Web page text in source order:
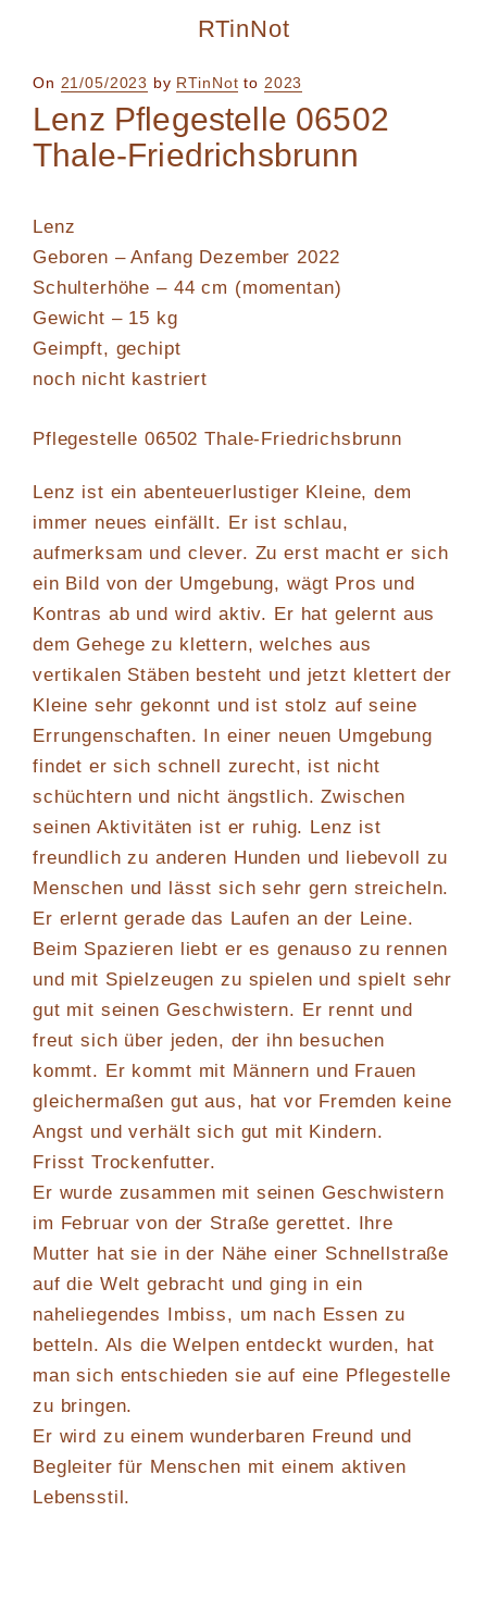
RTinNot
On Posted
21/05/2023 by RTinNot to 2023
Lenz Pflegestelle 06502
Thale-Friedrichsbrunn
Lenz
Geboren – Anfang Dezember 2022
Schulterhöhe – 44 cm (momentan)
Gewicht – 15 kg
Geimpft, gechipt
noch nicht kastriert
Pflegestelle06502 Thale-Friedrichsbrunn
Lenz ist ein abenteuerlustiger Kleine, dem
immer neues einfällt. Er ist schlau,
aufmerksam und clever. Zu erst macht er sich
ein Bild von der Umgebung, wägt Pros und
Kontras ab und wird aktiv. Er hat gelernt aus
dem Gehege zu klettern, welches aus
vertikalen Stäben besteht und jetzt klettert der
Kleine sehr gekonnt und ist stolz auf seine
Errungenschaften. In einer neuen Umgebung
findet er sich schnell zurecht, ist nicht
schüchtern und nicht ängstlich. Zwischen
seinen Aktivitäten ist er ruhig. Lenz ist
freundlich zu anderen Hunden und liebevoll zu
Menschen und lässt sich sehr gern streicheln.
Er erlernt gerade das Laufen an der Leine.
Beim Spazieren liebt er es genauso zu rennen
und mit Spielzeugen zu spielen und spielt sehr
gut mit seinen Geschwistern. Er rennt und
freut sich über jeden, der ihn besuchen
kommt. Er kommt mit Männern und Frauen
gleichermaßen gut aus, hat vor Fremden keine
Angst und verhält sich gut mit Kindern.
Frisst Trockenfutter.
Er wurde zusammen mit seinen Geschwistern
im Februar von der Straße gerettet. Ihre
Mutter hat sie in der Nähe einer Schnellstraße
auf die Welt gebracht und ging in ein
naheliegendes Imbiss, um nach Essen zu
betteln. Als die Welpen entdeckt wurden, hat
man sich entschieden sie auf eine Pflegestelle
zu bringen.
Er wird zu einem wunderbaren Freund und
Begleiter für Menschen mit einem aktiven
Lebensstil.